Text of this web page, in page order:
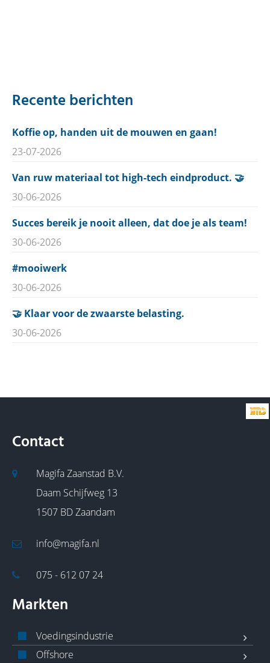
Recente berichten
Koffie op, handen uit de mouwen en gaan!
23-07-2026
Van ruw materiaal tot high-tech eindproduct. 🤝
30-06-2026
Succes bereik je nooit alleen, dat doe je als team!
30-06-2026
#mooiwerk
30-06-2026
🤝 Klaar voor de zwaarste belasting.
30-06-2026
Contact
Magifa Zaanstad B.V.
Daam Schijfweg 13
1507 BD Zaandam
info@magifa.nl
075 - 612 07 24
Markten
Voedingsindustrie
Offshore